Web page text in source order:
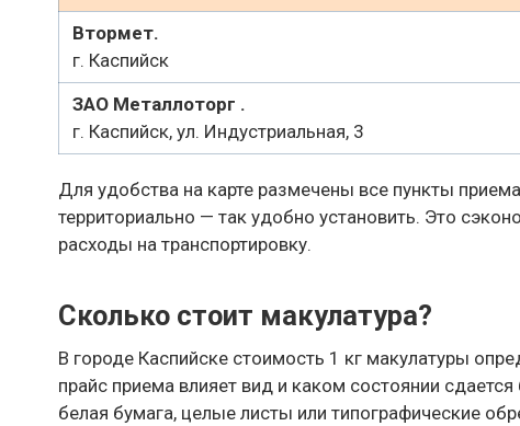
Втормет.
г. Каспийск
ЗАО Металлоторг .
г. Каспийск, ул. Индустриальная, 3
Для удобства на карте размечены все пункты
территориально — так удобно установить. Это
расходы на транспортировку.
Сколько стоит макулатура?
В городе Каспийске стоимость 1 кг макулатуры
прайс приема влияет вид и каком состоянии
белая бумага, целые листы или типографические